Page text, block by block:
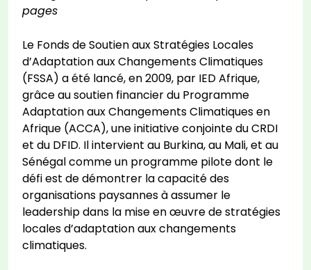
pages
Le Fonds de Soutien aux Stratégies Locales
d’Adaptation aux Changements Climatiques
(FSSA) a été lancé, en 2009, par IED Afrique,
grâce au soutien financier du Programme
Adaptation aux Changements Climatiques en
Afrique (ACCA), une initiative conjointe du CRDI
et du DFID. Il intervient au Burkina, au Mali, et au
Sénégal comme un programme pilote dont le
défi est de démontrer la capacité des
organisations paysannes à assumer le
leadership dans la mise en œuvre de stratégies
locales d’adaptation aux changements
climatiques.